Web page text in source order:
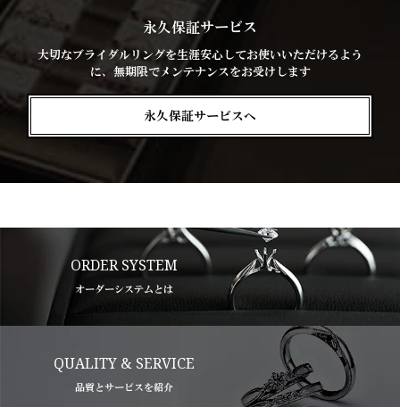
永久保証サービス
大切なブライダルリングを生涯安心してお使いいただけるよう
に、無期限でメンテナンスをお受けします
永久保証サービスへ
ORDER SYSTEM
オーダーシステムとは
QUALITY & SERVICE
品質とサービスを紹介